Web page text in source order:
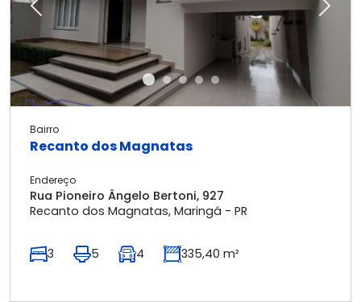
Previous Next
Bairro
Recanto dos Magnatas
Endereço
Rua Pioneiro Ângelo Bertoni, 927
Recanto dos Magnatas, Maringá - PR
3 5 4 335,40 m²